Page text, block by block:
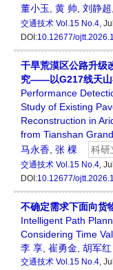
董小玉, 黄 帅, 刘静超,
交通技术 Vol.15 No.4,
DOI:10.12677/
干旱荒漠区公路升级
究——以G217线天山
Performance
Study of Existing
Reconstruction in
from Tianshan
马永香, 张 棵 科研
交通技术 Vol.15 No.4,
DOI:10.12677/
不确定需求下面向货
Intelligent Path
Considering Time
李 享, 崔勇金, 胡军红
交通技术 Vol.15 No.4,